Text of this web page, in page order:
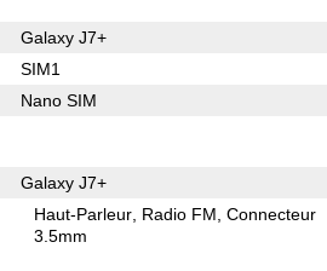
Galaxy J7+
SIM1
Nano SIM
Galaxy J7+
Haut-Parleur Radio FM Connecteur
3.5mm